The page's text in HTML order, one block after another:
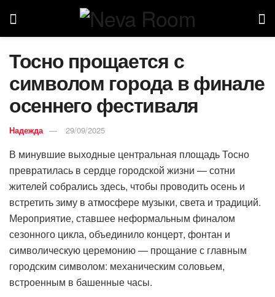
Тосно прощается с
символом города в финале
осеннего фестиваля
Надежда 29/09/2025
В минувшие выходные центральная площадь Тосно
превратилась в сердце городской жизни — сотни
жителей собрались здесь, чтобы проводить осень и
встретить зиму в атмосфере музыки, света и традиций.
Мероприятие, ставшее неформальным финалом
сезонного цикла, объединило концерт, фонтан и
символическую церемонию — прощание с главным
городским символом: механическим соловьем,
встроенным в башенные часы.